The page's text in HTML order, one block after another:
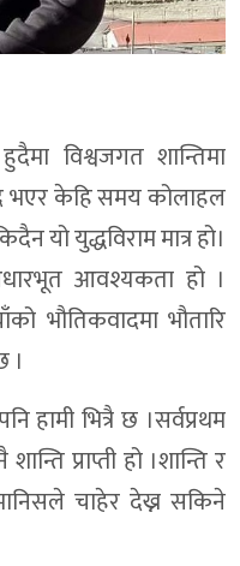
विश्वजगत शान्तिमा
भएर केहि समय कोलाहल
यो युद्धविराम मात्र हो।
आवश्यकता हो ।
भौतिकवादमा भौतारि
।
हामी भित्रै छ ।सर्वप्रथम
प्राप्ती हो ।शान्ति र
चाहेर देख्न सकिने